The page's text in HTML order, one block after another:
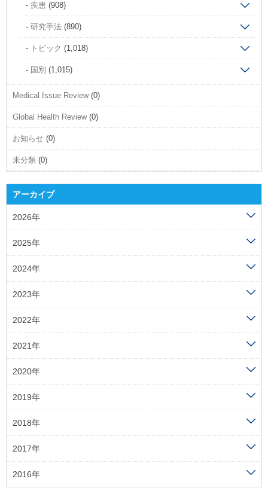
疾患 (908)
研究手法 (890)
トピック (1,018)
国別 (1,015)
Medical Issue Review(0)
Global Health Review(0)
お知らせ (0)
未分類 (0)
アーカイブ
2026年
2025年
2024年
2023年
2022年
2021年
2020年
2019年
2018年
2017年
2016年